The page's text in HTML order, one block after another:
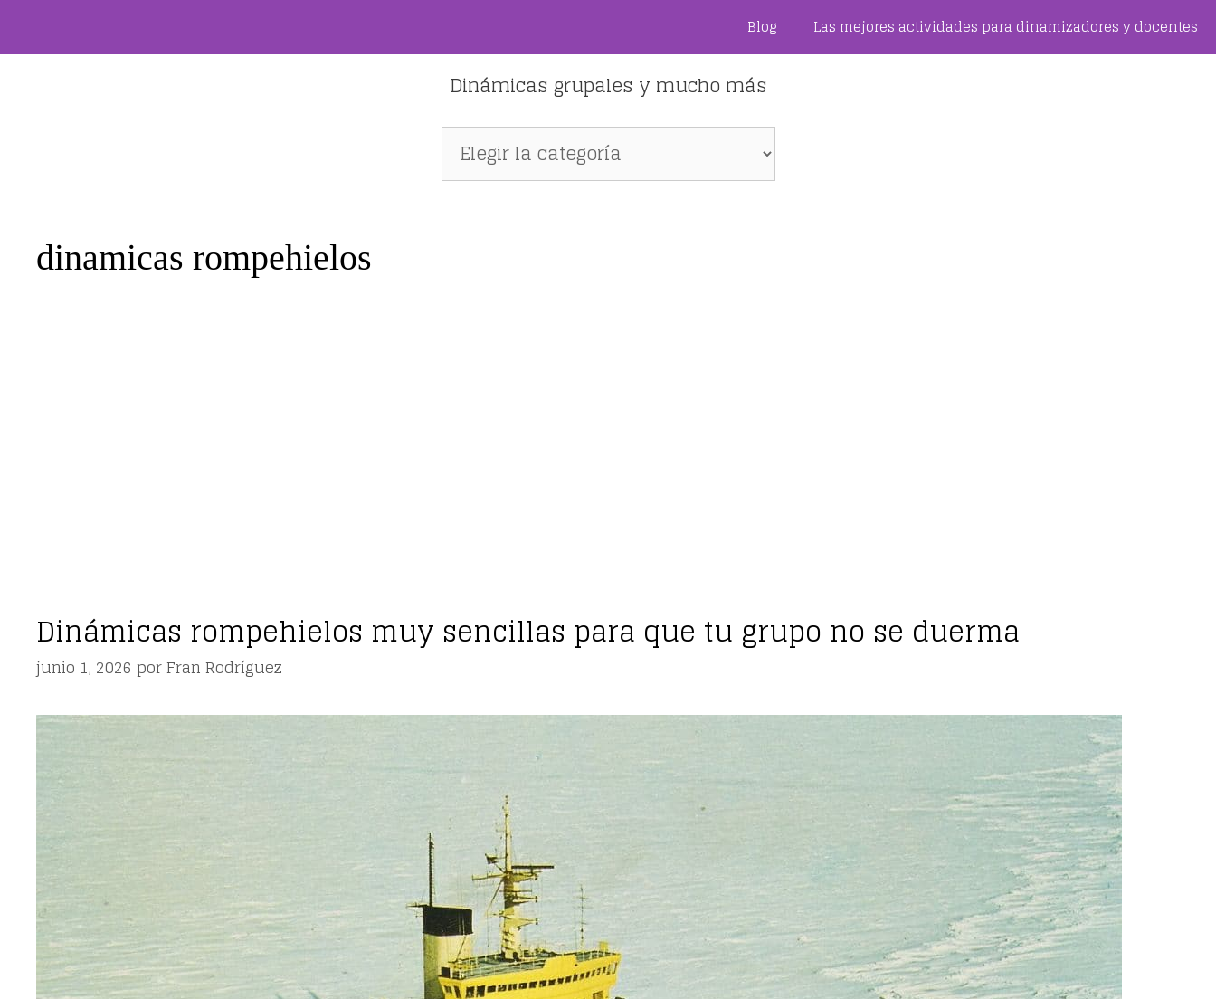
Blog Las mejores actividades para dinamizadores y docentes
Dinámicas grupales y mucho más
Dinámicas
grupales
dinamicas rompehielos
Dinámicas rompehielos muy sencillas para que tu grupo no se duerma
junio 1, 2026 porFran Rodríguez